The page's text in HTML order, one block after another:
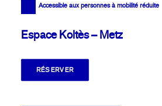
Accessible aux personnes à mobilité réduite
Espace Koltès – Metz
RÉSERVER